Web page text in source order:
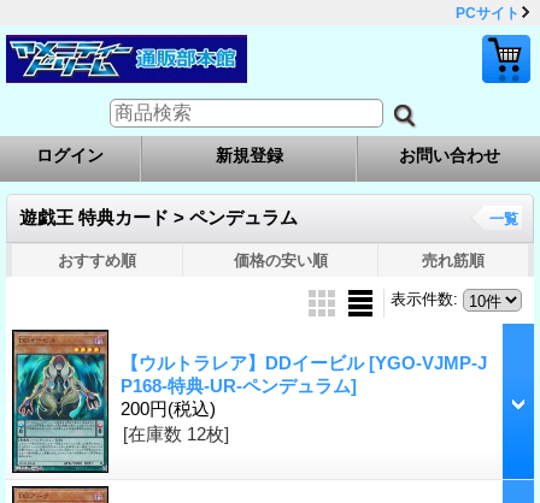
PCサイト
ログイン 新規登録 お問い合わせ
遊戯王 特典カード > ペンデュラム 一覧
おすすめ順 価格の安い順 売れ筋順
表示件数:
【ウルトラレア】DDイービル[YGO-VJMP-J
P168-特典-UR-ペンデュラム]
200円(税込)
[在庫数 12枚]